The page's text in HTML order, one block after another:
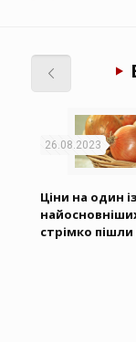
26.08.2023
Ціни на один із
стрімко